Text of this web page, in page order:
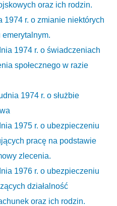
oraz ich rodzin.
1974 r. o zmianie niektórych
1974 r. o świadczeniach
społecznego w razie
1974 r. o służbie
1975 r. o ubezpieczeniu
pracę na podstawie
zlecenia.
1976 r. o ubezpieczeniu
działalność
oraz ich rodzin.